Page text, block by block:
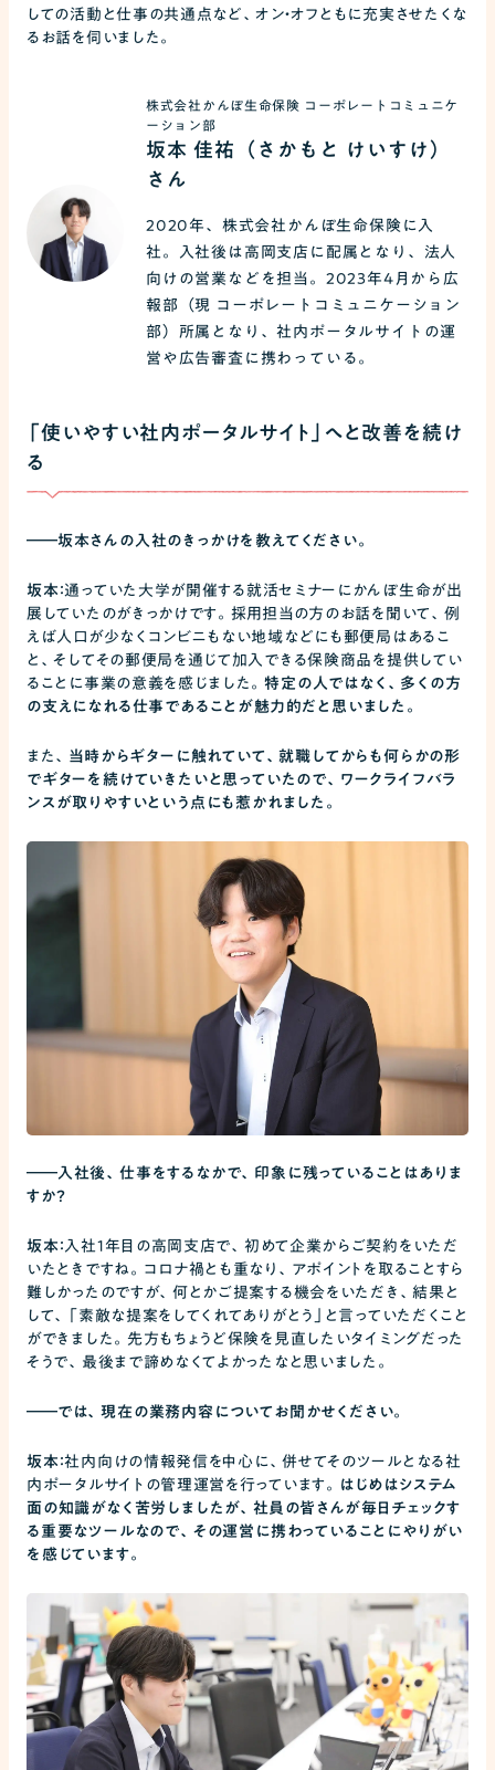
しての活動と仕事の共通点など、オン・オフともに充実させたくな
るお話を伺いました。
株式会社かんぽ生命保険 コーポレートコミュニケ
ーション部
坂本 佳祐（さかもと けいすけ）
さん
2020年、株式会社かんぽ生命保険に入
社。入社後は高岡支店に配属となり、法人
向けの営業などを担当。2023年4月から広
報部（現 コーポレートコミュニケーション
部）所属となり、社内ポータルサイトの運
営や広告審査に携わっている。
「使いやすい社内ポータルサイト」へと改善を続け
る
――坂本さんの入社のきっかけを教えてください。
坂本：通っていた大学が開催する就活セミナーにかんぽ生命が出
展していたのがきっかけです。採用担当の方のお話を聞いて、例
えば人口が少なくコンビニもない地域などにも郵便局はあるこ
と、そしてその郵便局を通じて加入できる保険商品を提供してい
ることに事業の意義を感じました。特定の人ではなく、多くの方
の支えになれる仕事であることが魅力的だと思いました。
また、 当時からギターに触れていて、就職してからも何らかの形
でギターを続けていきたいと思っていたので、ワークライフバラ
ンスが取りやすいという点にも惹かれました。
――入社後、仕事をするなかで、印象に残っていることはありま
すか？
坂本： 入社1年目の高岡支店で、初めて企業からご契約をいただ
いたときですね。コロナ禍とも重なり、アポイントを取ることすら
難しかったのですが、何とかご提案する機会をいただき、結果と
して、「素敵な提案をしてくれてありがとう」と言っていただくこと
ができました。先方もちょうど保険を見直したいタイミングだった
そうで、最後まで諦めなくてよかったなと思いました。
――では、現在の業務内容についてお聞かせください。
坂本：社内向けの情報発信を中心に、併せてそのツールとなる社
内ポータルサイトの管理運営を行っています。
はじめはシステム
面の知識がなく苦労しましたが、社員の皆さんが毎日チェックす
る重要なツールなので、その運営に携わっていることにやりがい
を感じています。